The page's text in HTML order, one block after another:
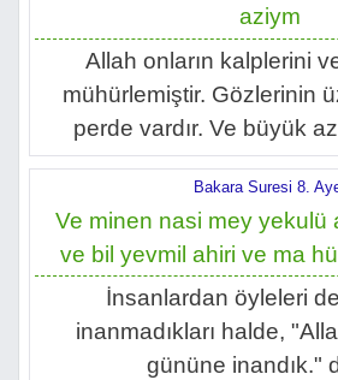
aziym
Allah onların kalplerini
mühürlemiştir. Gözlerinin
perde vardır. Ve büyük
Bakara Suresi 8.
Ve minen nasi mey yekulü
ve bil yevmil ahiri ve ma
İnsanlardan öyleleri
inanmadıkları halde,
gününe inandık."